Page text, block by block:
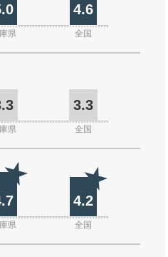
4.6
県 全国
3.3
県 全国
4.2
県 全国